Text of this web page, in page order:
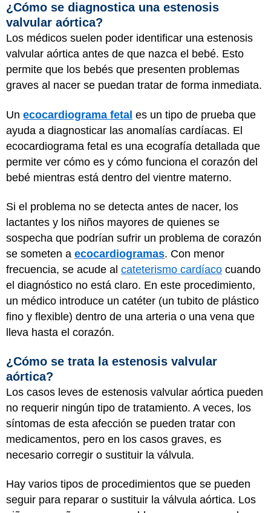
¿Cómo se diagnostica una estenosis
valvular aórtica?
Los médicos suelen poder identificar una estenosis
valvular aórtica antes de que nazca el bebé. Esto
permite que los bebés que presenten problemas
graves al nacer se puedan tratar de forma inmediata.
Un ecocardiograma fetal es un tipo de prueba que
ayuda a diagnosticar las anomalías cardíacas. El
ecocardiograma fetal es una ecografía detallada que
permite ver cómo es y cómo funciona el corazón del
bebé mientras está dentro del vientre materno.
Si el problema no se detecta antes de nacer, los
lactantes y los niños mayores de quienes se
sospecha que podrían sufrir un problema de corazón
se someten a ecocardiogramas. Con menor
frecuencia, se acude al cateterismo cardíaco cuando
el diagnóstico no está claro. En este procedimiento,
un médico introduce un catéter (un tubito de plástico
fino y flexible) dentro de una arteria o una vena que
lleva hasta el corazón.
¿Cómo se trata la estenosis valvular
aórtica?
Los casos leves de estenosis valvular aórtica pueden
no requerir ningún tipo de tratamiento. A veces, los
síntomas de esta afección se pueden tratar con
medicamentos, pero en los casos graves, es
necesario corregir o sustituir la válvula.
Hay varios tipos de procedimientos que se pueden
seguir para reparar o sustituir la válvula aórtica. Los